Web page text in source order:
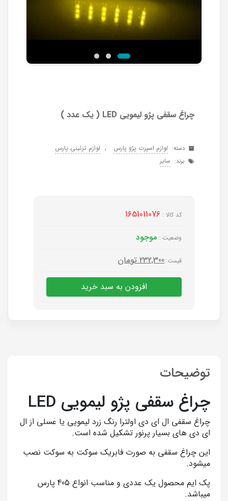
چراغ سقفی پژو لیمویی LED ( یک عدد )
دسته: لوازم اسپرت پژو پارس , لوازم تزئینی پارس
برند: سایر
کد کالا : 1651011076
وضعیت : موجود
قیمت :232,300 تومان
افزودن به سبد خرید
توضیحات
چراغ سقفی پژو لیمویی LED
چراغ سقفی ال ای دی اولترا رنگ زرد لیمویی یا عسلی از ال
ای دی های بسیار پرنور تشکیل شده است.
این چراغ سقفی به صورت فابریک سوکت به سوکت نصب
میشود.
پک ایم محصول یک عددی و مناسب انواع 405 پارس
میباشد.